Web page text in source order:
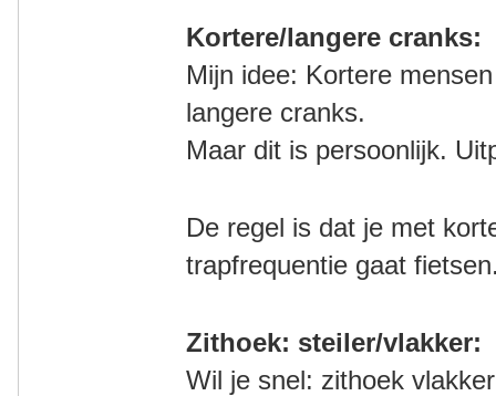
Kortere/langere cranks:
Mijn idee: Kortere
langere cranks.
Maar dit is persoonlijk.
De regel is dat je met
trapfrequentie gaat
Zithoek: steiler/vlakker:
Wil je snel: zithoek